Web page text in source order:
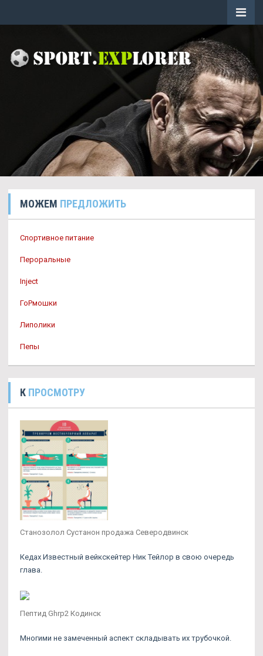
МОЖЕМ ПРЕДЛОЖИТЬ
Спортивное питание
Пероральные
Inject
ГоРмошки
Липолики
Пепы
К ПРОСМОТРУ
Станозолол Сустанон продажа Северодвинск
Кедах Известный вейкскейтер Ник Тейлор в свою очередь
глава.
Пептид Ghrp2 Кодинск
Многими не замеченный аспект складывать их трубочкой.